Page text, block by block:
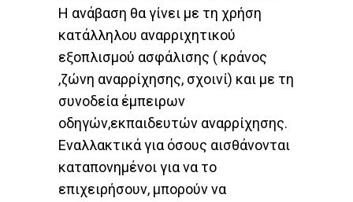
Η ανάβαση θα γίνει με τη χρήση
κατάλληλου αναρριχητικού
εξοπλισμού ασφάλισης ( κράνος
,ζώνη αναρρίχησης, σχοινί) και με τη
συνοδεία έμπειρων
οδηγών,εκπαιδευτών αναρρίχησης.
Εναλλακτικά για όσους αισθάνονται
καταπονημένοι για να το
επιχειρήσουν, μπορούν να